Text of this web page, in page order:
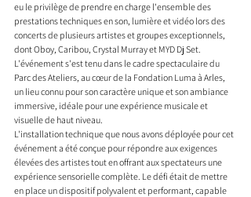
eu le privilège de prendre en charge l'ensemble des
prestations techniques en son, lumière et vidéo lors des
concerts de plusieurs artistes et groupes exceptionnels,
dont Oboy, Caribou, Crystal Murray et MYD Dj Set.
L'événement s'est tenu dans le cadre spectaculaire du
Parc des Ateliers, au cœur de la Fondation Luma à Arles,
un lieu connu pour son caractère unique et son ambiance
immersive, idéale pour une expérience musicale et
visuelle de haut niveau.
L'installation technique que nous avons déployée pour cet
événement a été conçue pour répondre aux exigences
élevées des artistes tout en offrant aux spectateurs une
expérience sensorielle complète. Le défi était de mettre
en place un dispositif polyvalent et performant, capable